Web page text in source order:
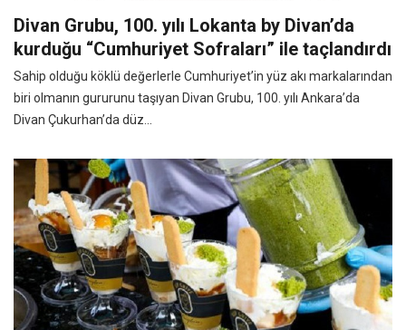
Divan Grubu, 100. yılı Lokanta by Divan’da
kurduğu “Cumhuriyet Sofraları” ile taçlandırdı
Sahip olduğu köklü değerlerle Cumhuriyet’in yüz akı markalarından
biri olmanın gururunu taşıyan Divan Grubu, 100. yılı Ankara’da
Divan Çukurhan’da düz...